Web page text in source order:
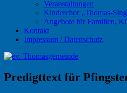
Veranstaltungen
Kinderchor „Thomas-
Angebote für Familien,
Kontakt
Impressum / Datenschutz
Predigttext für